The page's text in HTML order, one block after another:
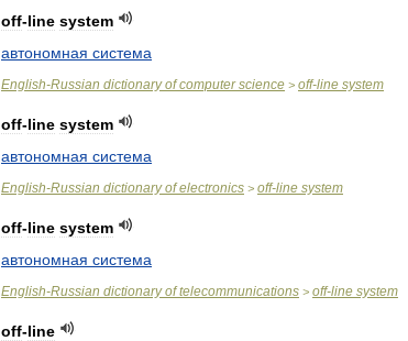
off-line system
автономная система
English-Russian dictionary of computer science > off-line system
off-line system
автономная система
English-Russian dictionary of electronics > off-line system
off-line system
автономная система
English-Russian dictionary of telecommunications > off-line system
off-line